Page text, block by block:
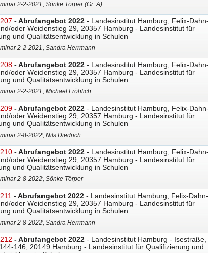
2-2-2021, Sönke Törper (Gr. A)
- Abrufangebot 2022- Landesinstitut Hamburg, Felix-
oder Weidenstieg 29, 20357 Hamburg - Landesinstitut für
und Qualitätsentwicklung in Schulen
2-2-2021, Sandra Herrmann
- Abrufangebot 2022- Landesinstitut Hamburg, Felix-
oder Weidenstieg 29, 20357 Hamburg - Landesinstitut für
und Qualitätsentwicklung in Schulen
2-2-2021, Michael Fröhlich
- Abrufangebot 2022- Landesinstitut Hamburg, Felix-
oder Weidenstieg 29, 20357 Hamburg - Landesinstitut für
und Qualitätsentwicklung in Schulen
2-8-2022, Nils Diedrich
- Abrufangebot 2022- Landesinstitut Hamburg, Felix-
oder Weidenstieg 29, 20357 Hamburg - Landesinstitut für
und Qualitätsentwicklung in Schulen
2-8-2022, Sönke Törper
- Abrufangebot 2022- Landesinstitut Hamburg, Felix-Dahn-
oder Weidenstieg 29, 20357 Hamburg - Landesinstitut für
und Qualitätsentwicklung in Schulen
2-8-2022, Sandra Herrmann
- Abrufangebot 2022- Landesinstitut Hamburg - Isestraße,
146, 20149 Hamburg - Landesinstitut für Qualifizierung und